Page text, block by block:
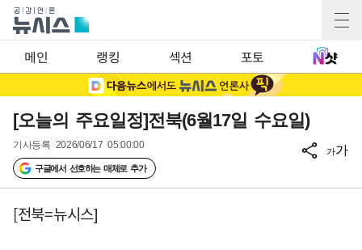
메인 랭킹 섹션 포토
[오늘의 주요일정]전북(6월17일 수요일)
기사등록 2026/06/17 05:00:00
구글에서 선호하는 매체로 추가
가가
[전북=뉴시스]